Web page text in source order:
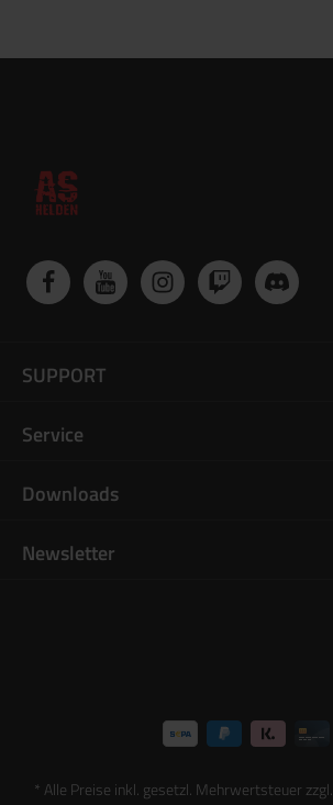
Newsletter
SUPPORT
Service
Downloads
* Alle Preise inkl. gesetzl. Mehrwertsteuer zzgl.